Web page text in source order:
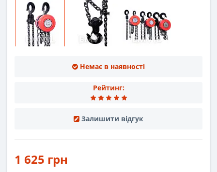
Немає в наявності
Рейтинг:
Залишити відгук
1 625 грн